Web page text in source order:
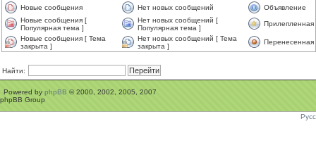
Новые сообщения Нет новых сообщений
Объявление
Новые сообщения [
Популярная тема ]
Нет новых сообщений [
Популярная тема ]
Прилепленная
Новые сообщения [ Тема
закрыта ]
Нет новых сообщений [ Тема
закрыта ]
Перенесенная
Найти:
Powered by phpBB © 2000, 2002, 2005, 2007
phpBB Group